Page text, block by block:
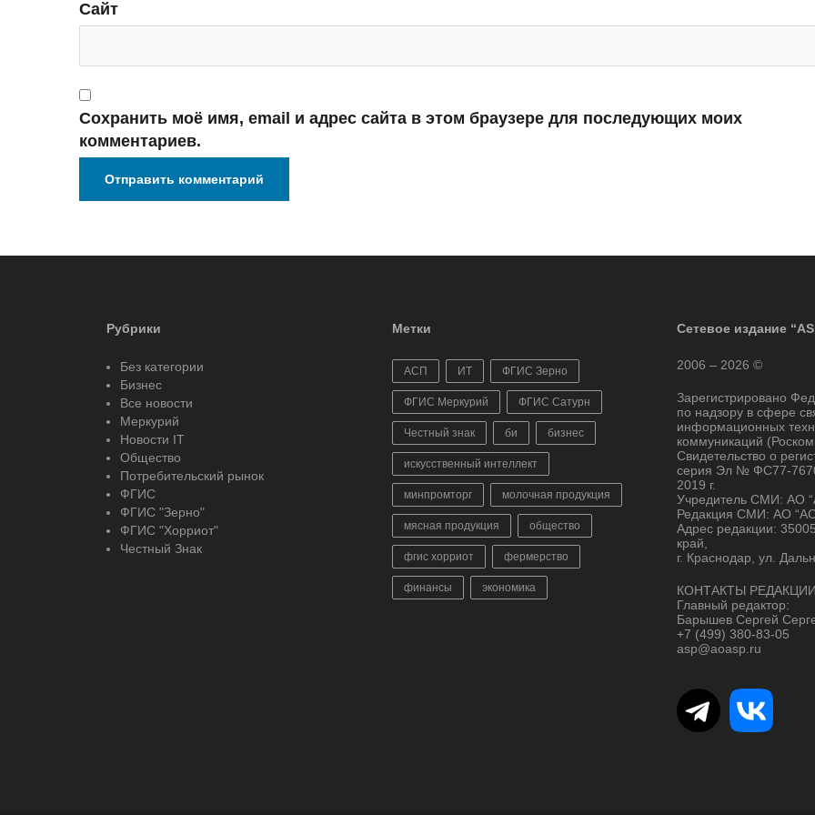
Сайт
Сохранить моё имя, email и адрес сайта в этом браузере для последующих моих
комментариев.
Рубрики
Без категории
Бизнес
Все новости
Меркурий
Новости IT
Общество
Потребительский рынок
ФГИС
ФГИС "Зерно"
ФГИС "Хорриот"
Честный Знак
Метки
АСП ИТ ФГИС Зерно
ФГИС Меркурий ФГИС Сатурн
Честный знак би бизнес
искусственный интеллект
минпромторг молочная продукция
мясная продукция общество
фгис хорриот фермерство
финансы экономика
Сетевое издание
2006 – 2026 ©
Зарегистрировано
по надзору в сфере
информационных
коммуникаций
Свидетельство о
серия Эл № ФС77-
2019 г.
Учредитель СМИ: АО
Редакция СМИ: АО
Адрес редакции:
край,
г. Краснодар, ул.
КОНТАКТЫ
Главный редактор:
Барышев Сергей
+7 (499) 380-83-05
asp@aoasp.ru